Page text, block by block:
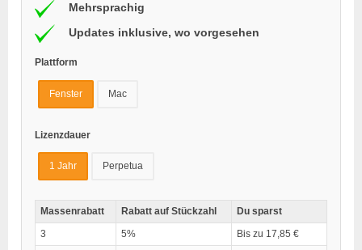
Mehrsprachig
Updates inklusive, wo vorgesehen
Plattform
Fenster Mac
Lizenzdauer
1 Jahr Perpetua
Massenrabatt Rabatt auf Stückzahl
Du sparst
3
5%
Bis zu 17,85 €